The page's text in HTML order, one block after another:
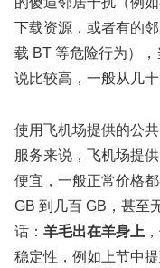
下载资源，或者有的
载 BT 等危险行为）
说比较高，一般从几
使用飞机场提供的公
服务来说，飞机场提
便宜，一般正常价格
GB 到几百 GB，甚至
话： 羊毛出在羊身上
稳定性，例如上节中